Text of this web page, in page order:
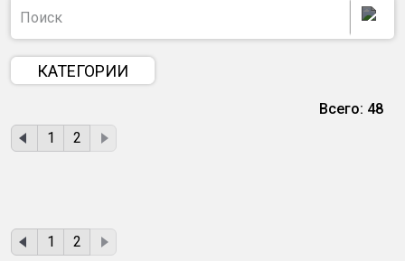
КАТЕГОРИИ
Всего: 48
1
2
1 2